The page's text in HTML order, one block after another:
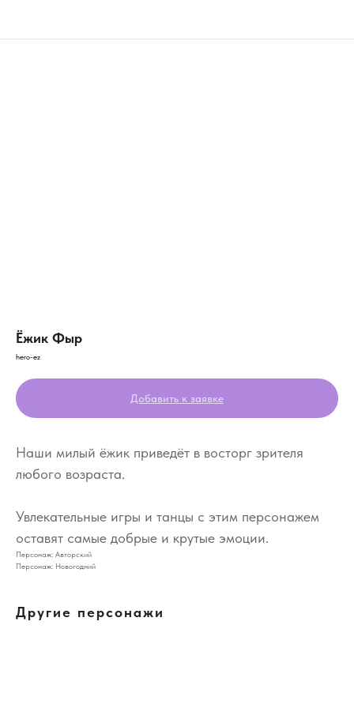
Ёжик Фыр
hero-ez
Добавить к заявке
Наши милый ёжик приведёт в восторг зрителя
любого возраста.
Увлекательные игры и танцы с этим персонажем
оставят самые добрые и крутые эмоции.
Персонаж: Авторский
Персонаж: Новогодний
Другие персонажи